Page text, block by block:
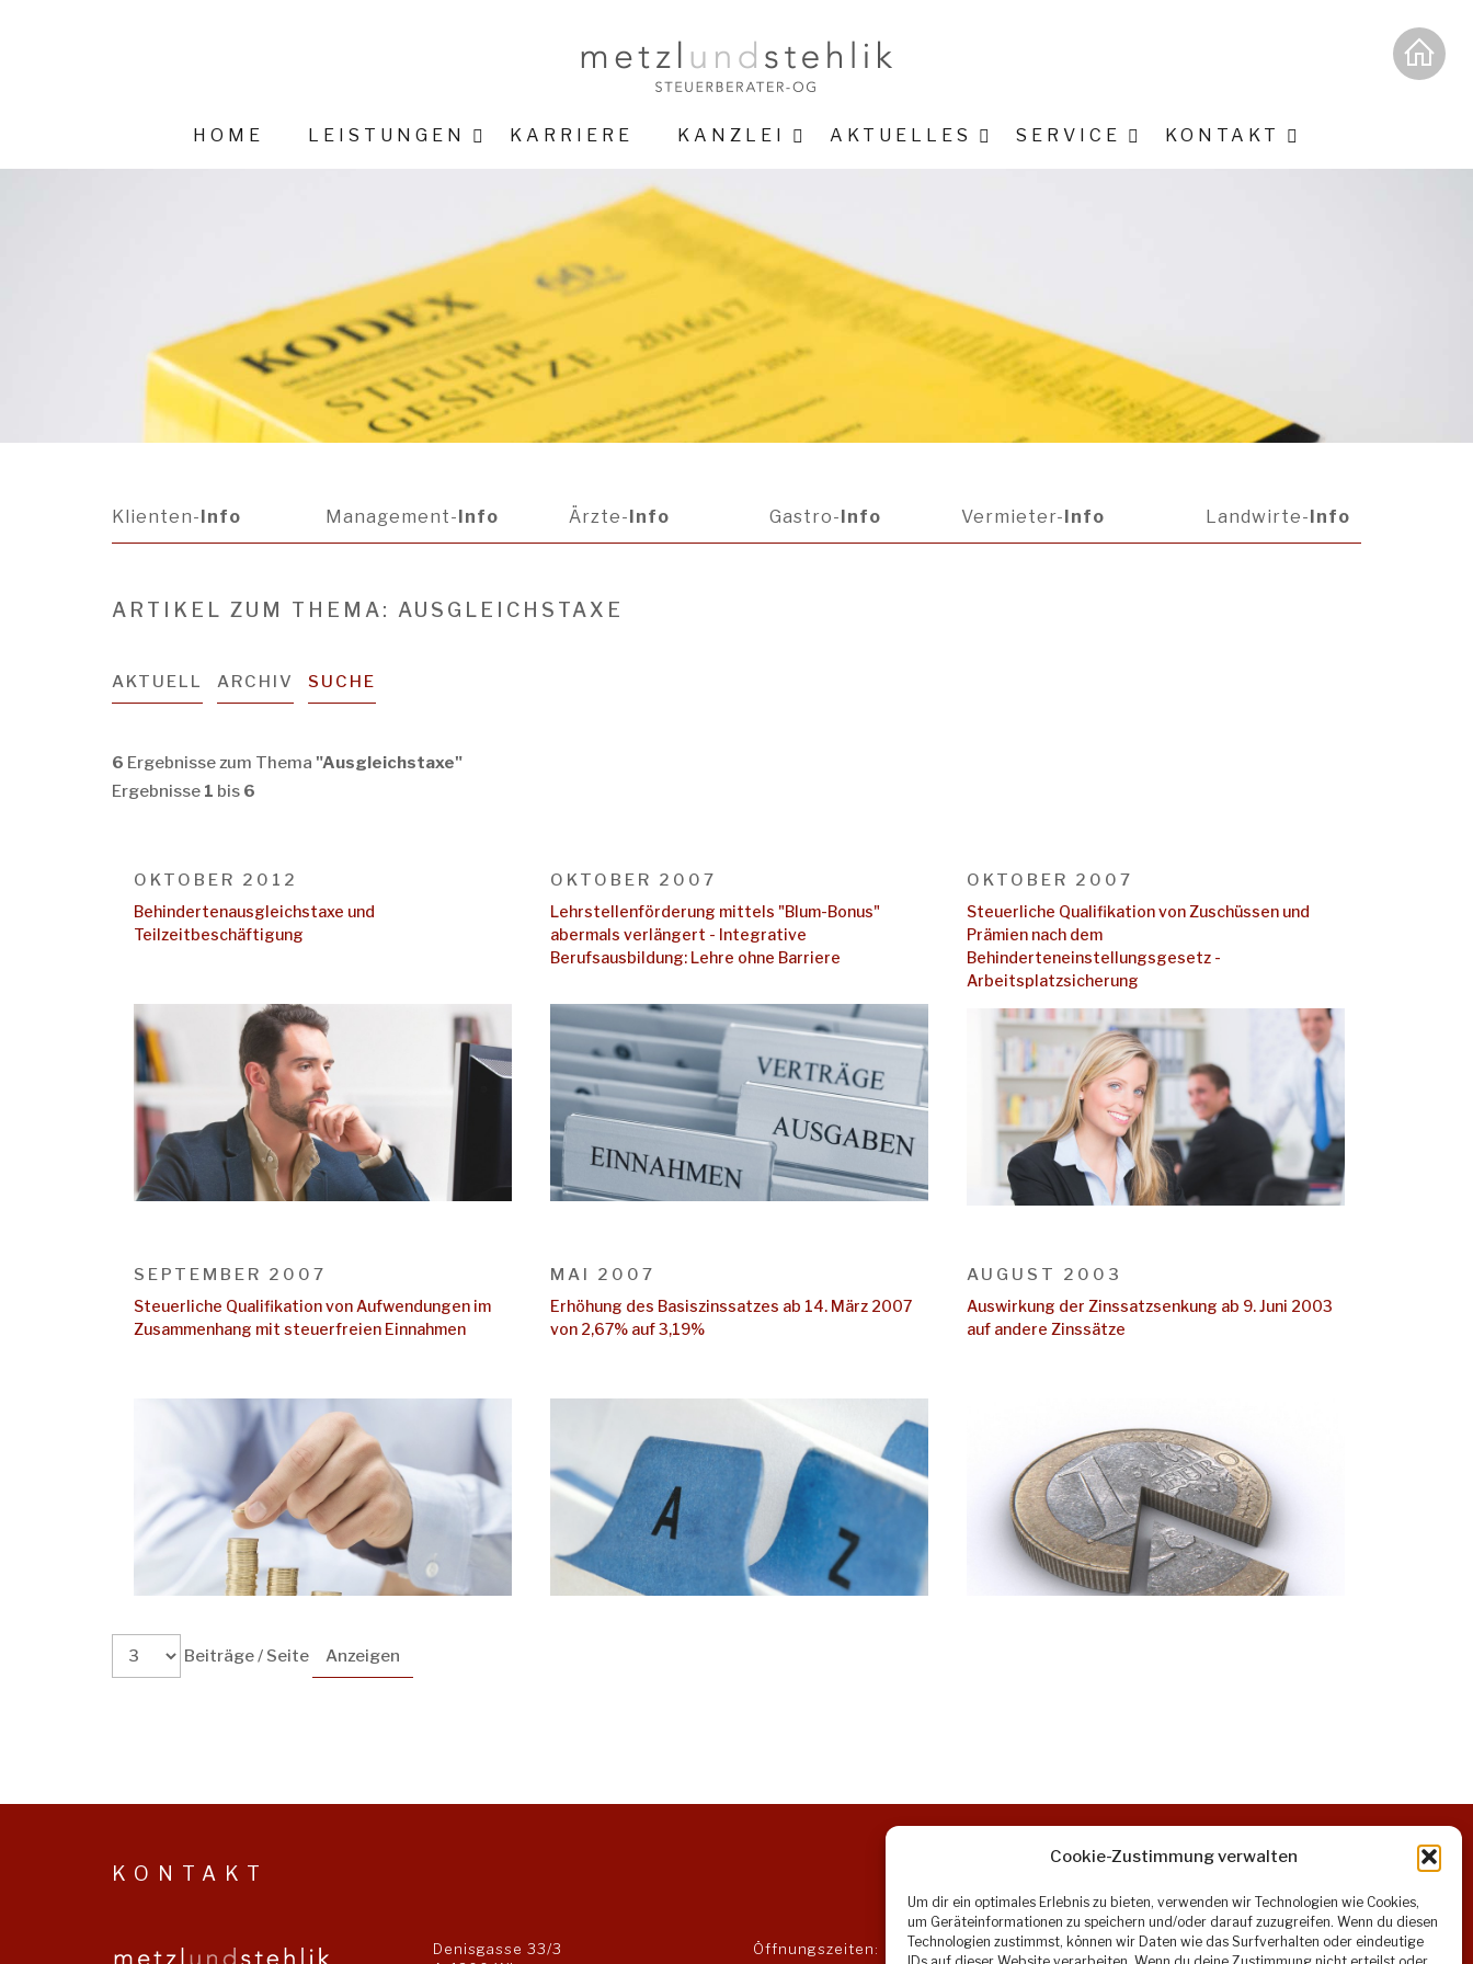
Cookie-Zustimmung verwalten
Um dir ein optimales Erlebnis zu bieten, verwenden wir Technologien wie Cookies,
um Geräteinformationen zu speichern und/oder darauf zuzugreifen. Wenn du diesen
Technologien zustimmst, können wir Daten wie das Surfverhalten oder eindeutige
HOME LEISTUNGEN KARRIERE KANZLEI AKTUELLES SERVICE KONTAKT
Klienten-Info Management-Info Ärzte-Info Gastro-Info Vermieter-Info Landwirte-Info
ARTIKEL ZUM THEMA: AUSGLEICHSTAXE
AKTUELL ARCHIV SUCHE
6 Ergebnisse zum Thema "Ausgleichstaxe"
Ergebnisse 1 bis 6
OKTOBER 2012
Behindertenausgleichstaxe und
Teilzeitbeschäftigung
OKTOBER 2007
Lehrstellenförderung mittels "Blum-Bonus"
abermals verlängert - Integrative
Berufsausbildung: Lehre ohne Barriere
OKTOBER 2007
Steuerliche Qualifikation von Zuschüssen und
Prämien nach dem
Behinderteneinstellungsgesetz -
Arbeitsplatzsicherung
SEPTEMBER 2007
Steuerliche Qualifikation von Aufwendungen im
Zusammenhang mit steuerfreien Einnahmen
MAI 2007
Erhöhung des Basiszinssatzes ab 14. März 2007
von 2,67% auf 3,19%
AUGUST 2003
Auswirkung der Zinssatzsenkung ab 9. Juni 2003
auf andere Zinssätze
Beiträge / Seite
KONTAKT
Denisgasse 33/3
Öffnungszeiten: Öffentlicher Verkehr: